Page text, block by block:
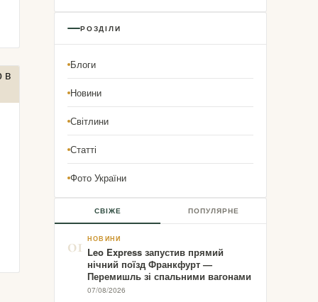
РОЗДІЛИ
Блоги
Новини
Світлини
Статті
Фото України
СВІЖЕ ПОПУЛЯРНЕ
01 НОВИНИ
Leo Express запустив прямий
нічний поїзд Франкфурт —
Перемишль зі спальними вагонами
07/08/2026